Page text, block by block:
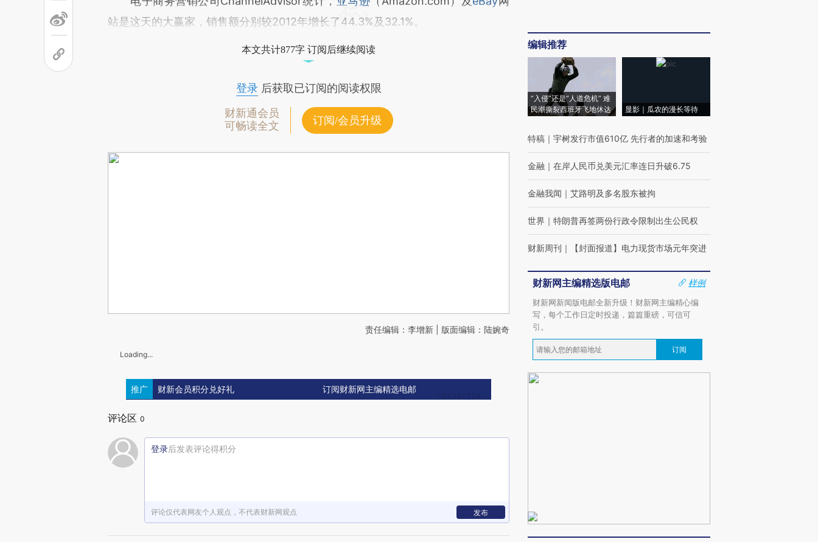
站是这天的大赢家，销售额分别较2012年增长了44.3%及32.1%。
本文共计877字 订阅后继续阅读
登录后获取已订阅的阅读权限
财新通会员
可畅读全文
订阅/会员升级
责任编辑：李增新 | 版面编辑：陆婉奇
Loading...
推广 财新会员积分兑好礼 订阅财新网主编精选电邮
评论区 0
登录后发表评论得积分
评论仅代表网友个人观点，不代表财新网观点 发布
编辑推荐
“入侵”还是“人道危机” 难
民潮撕裂西班牙飞地休达
显影｜瓜农的漫长等待
特稿 ｜ 宇树发行市值610亿 先行者的加速和考验
金融 ｜ 在岸人民币兑美元汇率连日升破6.75
金融我闻 ｜ 艾路明及多名股东被拘
世界 ｜ 特朗普再签两份行政令限制出生公民权
财新周刊 ｜ 【封面报道】电力现货市场元年突进
财新网主编精选版电邮
样例
财新网新闻版电邮全新升级！财新网主编精心编
写，每个工作日定时投递，篇篇重磅，可信可
引。
订阅